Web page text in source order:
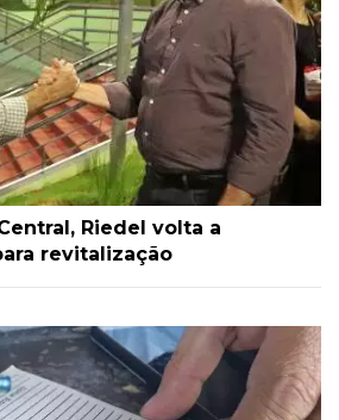
Riedel volta a
revitalização